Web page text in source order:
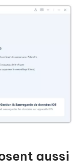
aussi